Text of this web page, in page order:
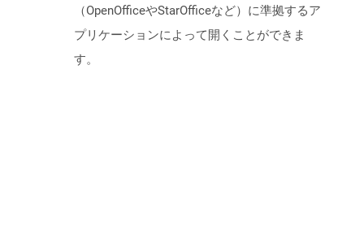
（OpenOfficeやStarOfficeなど）に準拠するア
プリケーションによって開くことができま
す。